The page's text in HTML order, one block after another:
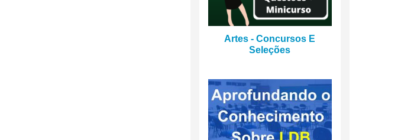
Artes - Concursos E
Seleções